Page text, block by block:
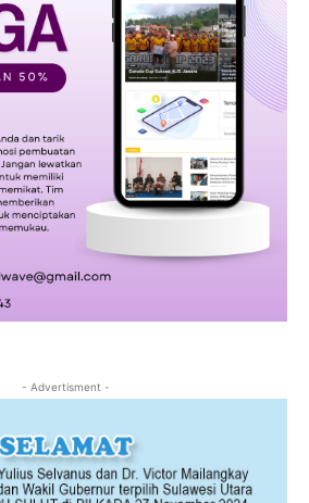
- Advertisment -